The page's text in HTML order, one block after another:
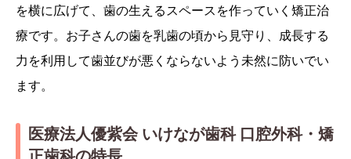
を横に広げて、歯の生えるスペースを作っていく矯正治
療です。お子さんの歯を乳歯の頃から見守り、成長する
力を利用して歯並びが悪くならないよう未然に防いでい
ます。
医療法人優紫会 いけなが歯科 口腔外科・矯